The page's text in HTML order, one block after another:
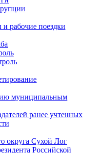
рабочие поездки
муниципальным
ранее учтенных
округа Сухой Лог
Российской